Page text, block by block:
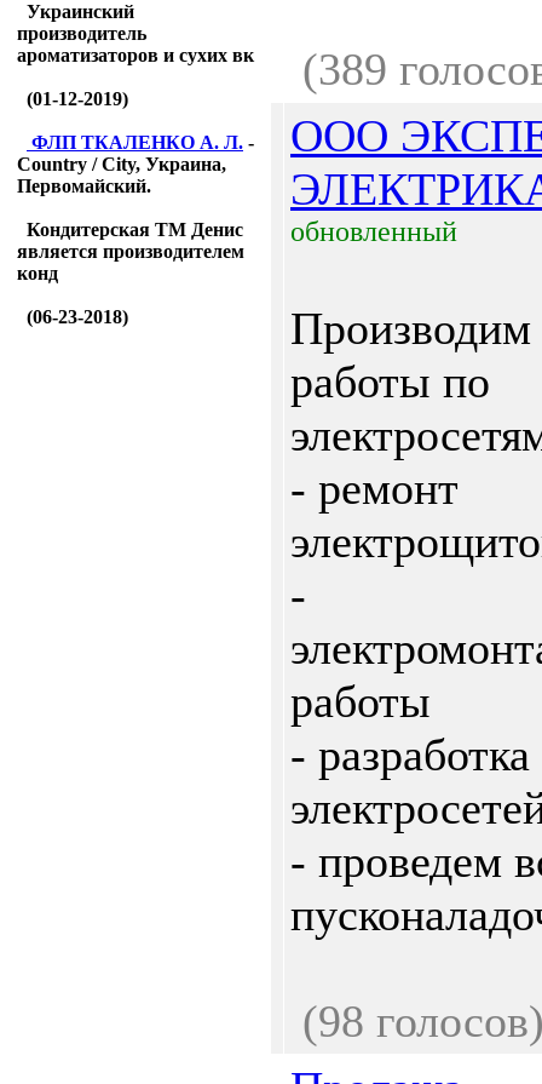
Украинский
производитель
ароматизаторов и сухих вк
(01-12-2019)
ФЛП ТКАЛЕНКО А. Л. -
Country / City, Украина,
Первомайский.
Кондитерская ТМ Денис
является производителем
конд
(06-23-2018)
(389
ООО
обновленный
Производим
работы по
- ремонт
-
работы
- разработка
- проведем
(98